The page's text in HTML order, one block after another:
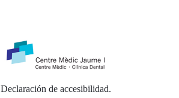
Declaración de accesibilidad.